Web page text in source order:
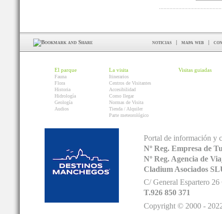
noticias | mapa web |
El parque
Fauna
Flora
Historia
Hidrología
Geología
Audios
La visita
Itinerarios
Centros de Visitantes
Accesibilidad
Como llegar
Normas de Visita
Tienda / Alquiler
Parte meteorológico
Visitas guiadas
Portal de información y
Nº Reg. Empresa de
Nº Reg. Agencia de
Cladium Asociados
C/ General Espartero
T.926 850 371
Copyright © 2000 -